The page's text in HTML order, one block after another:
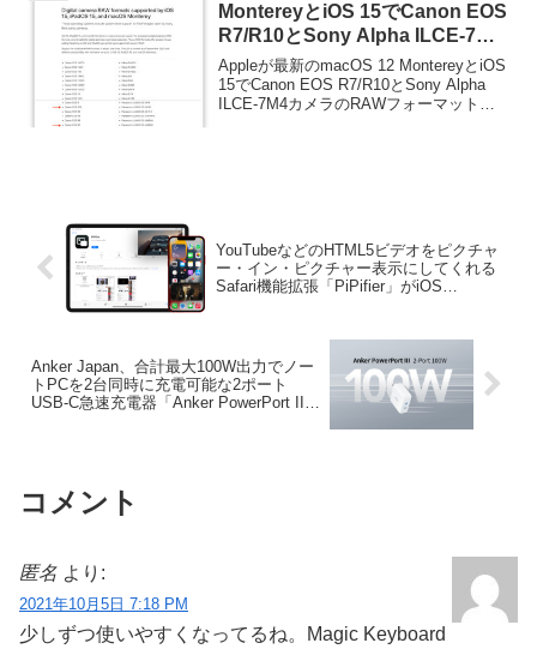
MontereyとiOS 15でCanon EOS
R7/R10とSony Alpha ILCE-7M4
カメラのRAWフォーマットをネ
イティブサポート。
Appleが最新のmacOS 12 MontereyとiOS
15でCanon EOS R7/R10とSony Alpha
ILCE-7M4カメラのRAWフォーマットを
YouTubeなどのHTML5ビデオをピクチャ
ー・イン・ピクチャー表示にしてくれる
Safari機能拡張「PiPifier」がiOS
Anker Japan、合計最大100W出力でノー
トPCを2台同時に充電可能な2ポート
USB-C急速充電器「Anker PowerPort III
コメント
匿名 より:
2021年10月5日 7:18 PM
少しずつ使いやすくなってるね。Magic Keyboard